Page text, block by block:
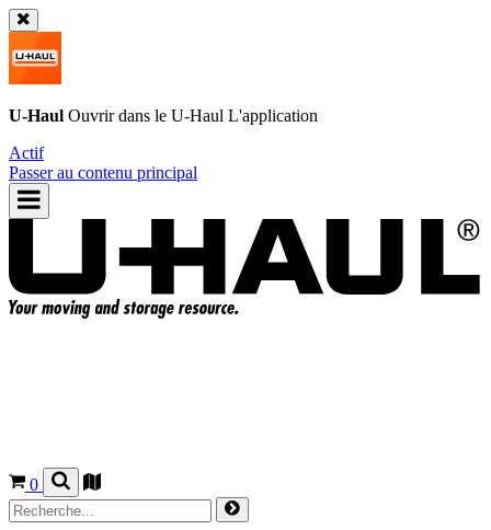
U-Haul Ouvrir dans le U-Haul L'application
Actif
Passer au contenu principal
0